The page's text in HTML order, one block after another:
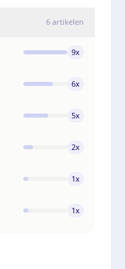
6 artikelen
9x
6x
5x
2x
1x
1x